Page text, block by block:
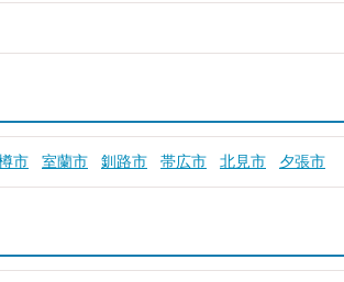
市 室蘭市 釧路市 帯広市 北見市 夕張市